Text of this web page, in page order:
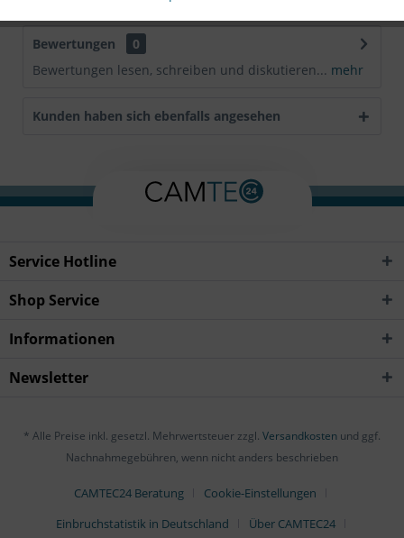
Bewertungen
0
Bewertungen lesen, schreiben und diskutieren... mehr
Kunden haben sich ebenfalls angesehen
Service Hotline
Shop Service
Informationen
Newsletter
* Alle Preise inkl. gesetzl. Mehrwertsteuer zzgl. Versandkosten und ggf.
Nachnahmegebühren, wenn nicht anders beschrieben
CAMTEC24 Beratung
Cookie-Einstellungen
Einbruchstatistik in Deutschland
Über CAMTEC24